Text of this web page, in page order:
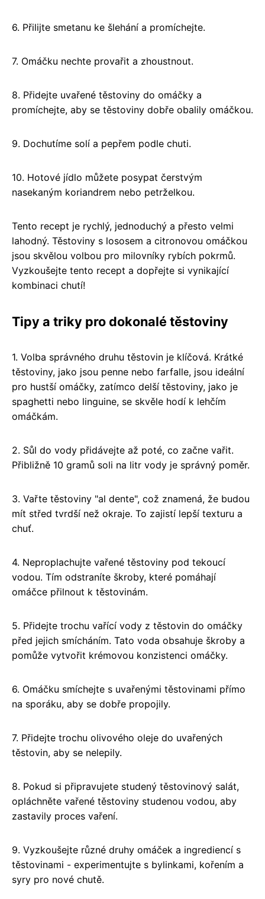
6. Přilijte smetanu ke šlehání a promíchejte.
7. Omáčku nechte provařit a zhoustnout.
8. Přidejte uvařené těstoviny do omáčky a
promíchejte, aby se těstoviny dobře obalily omáčkou.
9. Dochutíme solí a pepřem podle chuti.
10. Hotové jídlo můžete posypat čerstvým
nasekaným koriandrem nebo petrželkou.
Tento recept je rychlý, jednoduchý a přesto velmi
lahodný. Těstoviny s lososem a citronovou omáčkou
jsou skvělou volbou pro milovníky rybích pokrmů.
Vyzkoušejte tento recept a dopřejte si vynikající
kombinaci chutí!
Tipy a triky pro dokonalé těstoviny
1. Volba správného druhu těstovin je klíčová. Krátké
těstoviny, jako jsou penne nebo farfalle, jsou ideální
pro hustší omáčky, zatímco delší těstoviny, jako je
spaghetti nebo linguine, se skvěle hodí k lehčím
omáčkám.
2. Sůl do vody přidávejte až poté, co začne vařit.
Přibližně 10 gramů soli na litr vody je správný poměr.
3. Vařte těstoviny "al dente", což znamená, že budou
mít střed tvrdší než okraje. To zajistí lepší texturu a
chuť.
4. Neproplachujte vařené těstoviny pod tekoucí
vodou. Tím odstraníte škroby, které pomáhají
omáčce přilnout k těstovinám.
5. Přidejte trochu vařící vody z těstovin do omáčky
před jejich smícháním. Tato voda obsahuje škroby a
pomůže vytvořit krémovou konzistenci omáčky.
6. Omáčku smíchejte s uvařenými těstovinami přímo
na sporáku, aby se dobře propojily.
7. Přidejte trochu olivového oleje do uvařených
těstovin, aby se nelepily.
8. Pokud si připravujete studený těstovinový salát,
opláchněte vařené těstoviny studenou vodou, aby
zastavily proces vaření.
9. Vyzkoušejte různé druhy omáček a ingrediencí s
těstovinami - experimentujte s bylinkami, kořením a
syry pro nové chutě.